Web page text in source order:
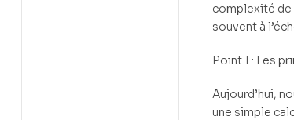
complexité
souvent à
Point 1 : Les
Aujourd’hui,
une simple